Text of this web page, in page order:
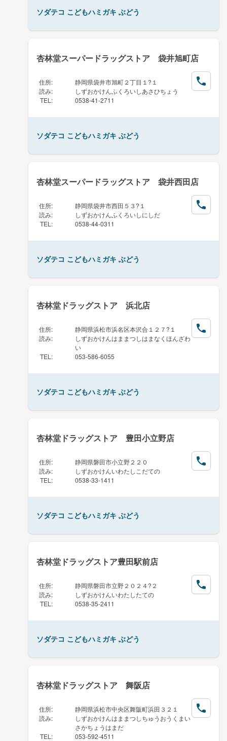
ソダテコ こどもハミガキ ぶどう
杏林堂スーパードラッグストア 袋井旭町店
住所:
静岡県袋井市旭町２丁目１?１
読み:
しずおかけんふくろいしあさひちょう
TEL : 0538-41-2711
ソダテコ こどもハミガキ ぶどう
杏林堂スーパードラッグストア 袋井西田店
住所:
静岡県袋井市西田５３?１
読み:
しずおかけんふくろいしにしだ
TEL : 0538-44-0311
ソダテコ こどもハミガキ ぶどう
杏林堂ドラッグストア 浜北店
住所:
静岡県浜松市浜名区本沢合１２７?１
読み:
しずおかけんはままつしはまなくほんざわ
い
TEL : 053-586-6055
ソダテコ こどもハミガキ ぶどう
杏林堂ドラッグストア 豊田小立野店
住所:
静岡県磐田市小立野２２０
読み:
しずおかけんいわたしこだての
TEL : 0538-33-1411
ソダテコ こどもハミガキ ぶどう
杏林堂ドラッグストア豊田駅前店
住所:
静岡県磐田市立野２０２４?２
読み:
しずおかけんいわたしたての
TEL : 0538-35-2411
ソダテコ こどもハミガキ ぶどう
杏林堂ドラッグストア 舞阪店
住所:
静岡県浜松市中央区舞阪町浜田３２１
読み:
しずおかけんはままつしちゅうおうくまい
さかちょうはまだ
TEL : 053-592-4511